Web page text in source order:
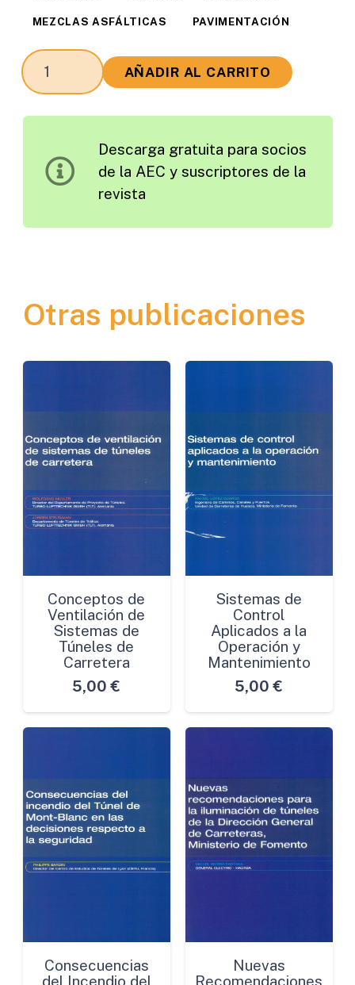
MEZCLAS ASFÁLTICAS PAVIMENTACIÓN
Experiencias
en
Cementos
Superficial
Libre
AÑADIR AL CARRITO
Descarga gratuita para socios
de la AEC y suscriptores de la
revista
Otras publicaciones
Conceptos de
Ventilación de
Sistemas de
Túneles de
Carretera
5,00 €
Sistemas de
Control
Aplicados a la
Operación y
Mantenimiento
5,00 €
Consecuencias
del Incendio del
Nuevas
Recomendaciones